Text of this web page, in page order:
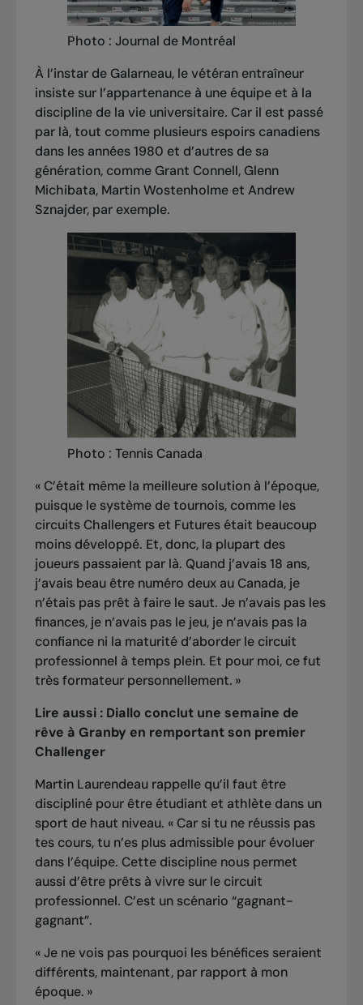
Photo : Journal de Montréal
À l’instar de Galarneau, le vétéran entraîneur
insiste sur l’appartenance à une équipe et à la
discipline de la vie universitaire. Car il est passé
par là, tout comme plusieurs espoirs canadiens
dans les années 1980 et d’autres de sa
génération, comme Grant Connell, Glenn
Michibata, Martin Wostenholme et Andrew
Sznajder, par exemple.
Photo : Tennis Canada
« C’était même la meilleure solution à l’époque,
puisque le système de tournois, comme les
circuits Challengers et Futures était beaucoup
moins développé. Et, donc, la plupart des
joueurs passaient par là. Quand j’avais 18 ans,
j’avais beau être numéro deux au Canada, je
n’étais pas prêt à faire le saut. Je n’avais pas les
finances, je n’avais pas le jeu, je n’avais pas la
confiance ni la maturité d’aborder le circuit
professionnel à temps plein. Et pour moi, ce fut
très formateur personnellement. »
Lire aussi : Diallo conclut une semaine de
rêve à Granby en remportant son premier
Challenger
Martin Laurendeau rappelle qu’il faut être
discipliné pour être étudiant et athlète dans un
sport de haut niveau. « Car si tu ne réussis pas
tes cours, tu n’es plus admissible pour évoluer
dans l’équipe. Cette discipline nous permet
aussi d’être prêts à vivre sur le circuit
professionnel. C’est un scénario “gagnant-
gagnant”.
« Je ne vois pas pourquoi les bénéfices seraient
différents, maintenant, par rapport à mon
époque. »